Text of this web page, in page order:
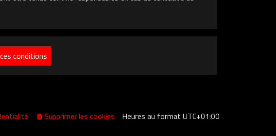
Heures au formatUTC+01:00
Supprimer les cookies